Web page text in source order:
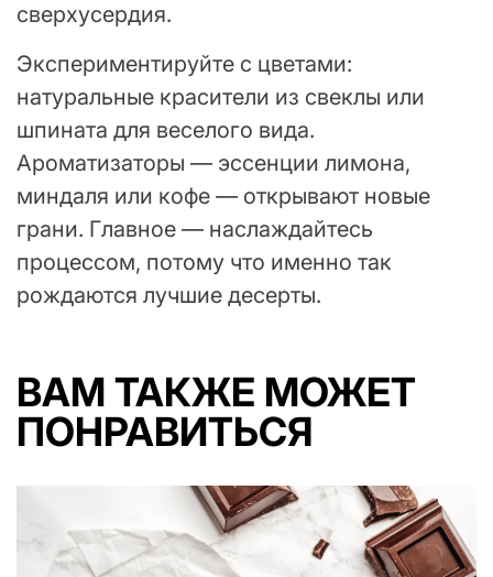
сверхусердия.
Экспериментируйте с цветами:
натуральные красители из свеклы или
шпината для веселого вида.
Ароматизаторы — эссенции лимона,
миндаля или кофе — открывают новые
грани. Главное — наслаждайтесь
процессом, потому что именно так
рождаются лучшие десерты.
ВАМ ТАКЖЕ МОЖЕТ
ПОНРАВИТЬСЯ